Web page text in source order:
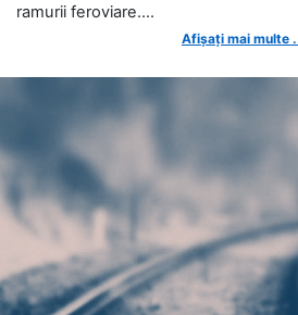
ramurii feroviare....
Afișați mai multe